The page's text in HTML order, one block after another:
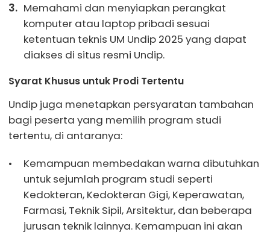
Memahami dan menyiapkan perangkat
komputer atau laptop pribadi sesuai
ketentuan teknis UM Undip 2025 yang dapat
diakses di situs resmi Undip.
Syarat Khusus untuk Prodi Tertentu
Undip juga menetapkan persyaratan tambahan
bagi peserta yang memilih program studi
tertentu, di antaranya:
Kemampuan membedakan warna dibutuhkan
untuk sejumlah program studi seperti
Kedokteran, Kedokteran Gigi, Keperawatan,
Farmasi, Teknik Sipil, Arsitektur, dan beberapa
jurusan teknik lainnya. Kemampuan ini akan